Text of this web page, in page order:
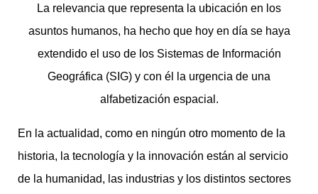
La relevancia que representa la ubicación en los
asuntos humanos, ha hecho que hoy en día se haya
extendido el uso de los Sistemas de Información
Geográfica (SIG) y con él la urgencia de una
alfabetización espacial.
En la actualidad, como en ningún otro momento de la
historia, la tecnología y la innovación están al servicio
de la humanidad, las industrias y los distintos sectores